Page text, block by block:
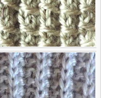
узора спицами с